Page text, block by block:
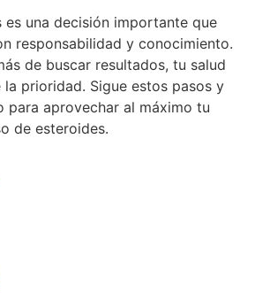
es una decisión importante que
responsabilidad y conocimiento.
de buscar resultados, tu salud
prioridad. Sigue estos pasos y
para aprovechar al máximo tu
de esteroides.